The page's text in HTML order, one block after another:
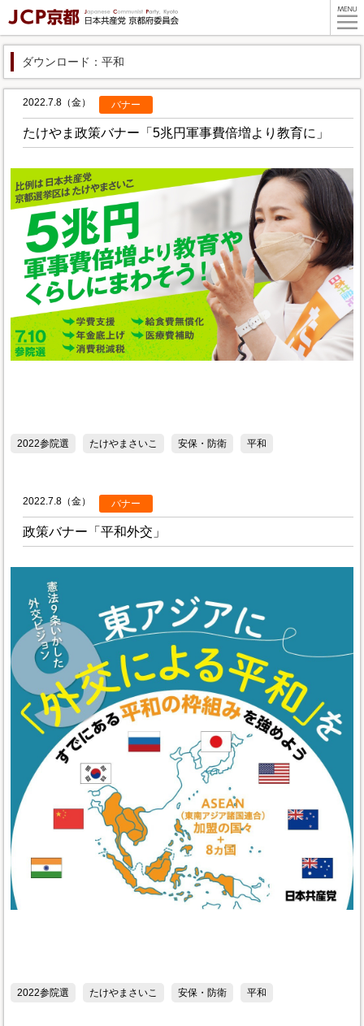
ダウンロード：平和
2022.7.8（金） バナー
たけやま政策バナー「5兆円軍事費倍増より教育に」
2022参院選 たけやまさいこ 安保・防衛 平和
2022.7.8（金） バナー
政策バナー「平和外交」
2022参院選 たけやまさいこ 安保・防衛 平和